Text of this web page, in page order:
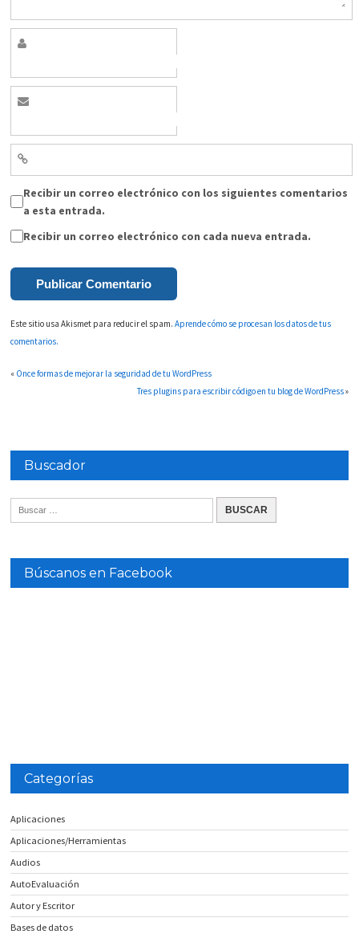
Recibir un correo electrónico con los siguientes comentarios
a esta entrada.
Recibir un correo electrónico con cada nueva entrada.
Este sitio usa Akismet para reducir el spam.Aprende cómo se procesan los datos de tus
comentarios.
« Once formas de mejorar la seguridad de tu WordPress
Tres plugins para escribir código en tu blog de WordPress»
Buscador
Búscanos en Facebook
Categorías
Aplicaciones
Aplicaciones/Herramientas
Audios
AutoEvaluación
Autor y Escritor
Bases de datos